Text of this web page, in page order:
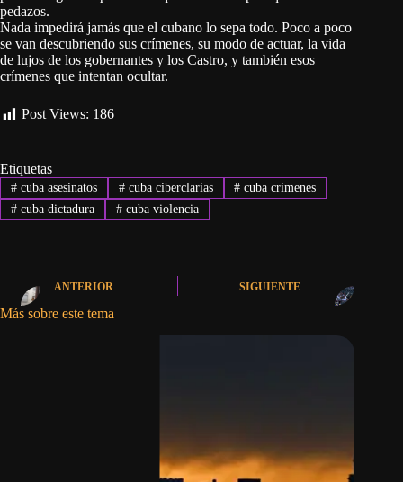
pedazos.
Nada impedirá jamás que el cubano lo sepa todo. Poco a poco
se van descubriendo sus crímenes, su modo de actuar, la vida
de lujos de los gobernantes y los Castro, y también esos
crímenes que intentan ocultar.
Post Views: 186
Etiquetas
#cuba asesinatos #cuba ciberclarias # cuba crimenes
#cuba dictadura #cuba violencia
ANTERIOR SIGUIENTE
Más sobre este tema